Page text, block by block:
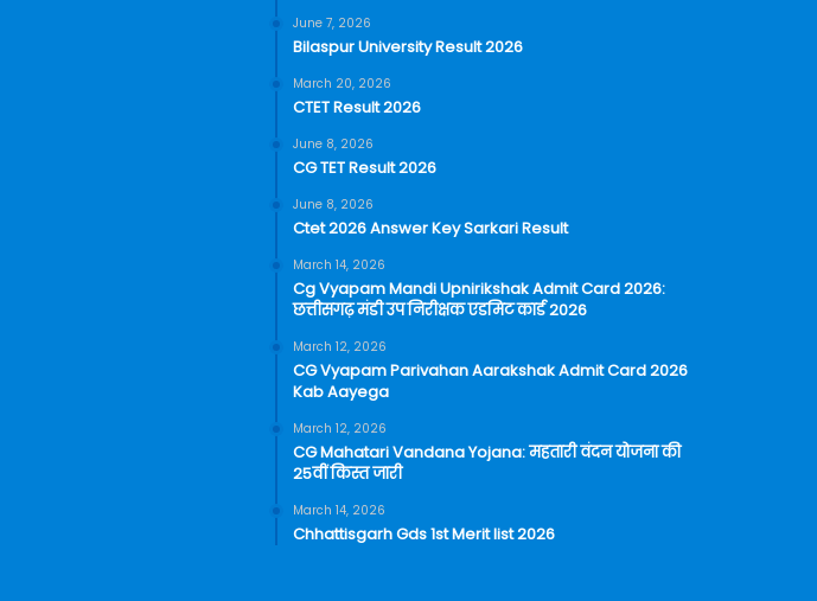
June 7, 2026
Bilaspur University Result 2026
March 20, 2026
CTET Result 2026
June 8, 2026
CG TET Result 2026
June 8, 2026
Ctet 2026 Answer Key Sarkari Result
March 14, 2026
Cg Vyapam Mandi Upnirikshak Admit Card 2026:
छत्तीसगढ़ मंडी उप निरीक्षक एडमिट कार्ड 2026
March 12, 2026
CG Vyapam Parivahan Aarakshak Admit Card 2026
Kab Aayega
March 12, 2026
CG Mahatari Vandana Yojana: महतारी वंदन योजना की
25वीं किस्त जारी
March 14, 2026
Chhattisgarh Gds 1st Merit list 2026